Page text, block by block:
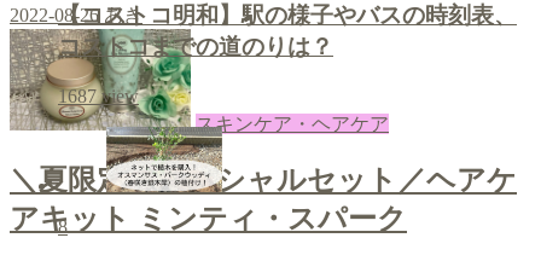
2022-08-26 あき
スキンケア・ヘアケア
＼夏限定のスペシャルセット／ヘアケ
アキット ミンティ・スパーク
【コストコ明和】駅の様子やバスの時刻表、
コストコまでの道のりは？
1687view
8